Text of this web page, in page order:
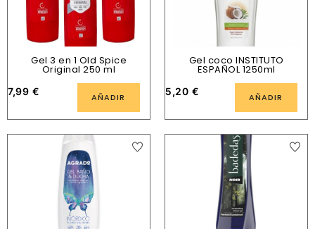
Gel 3 en 1 Old Spice
Original 250 ml
7,99 € AÑADIR
Gel coco INSTITUTO
ESPAÑOL 1250ml
5,20 € AÑADIR